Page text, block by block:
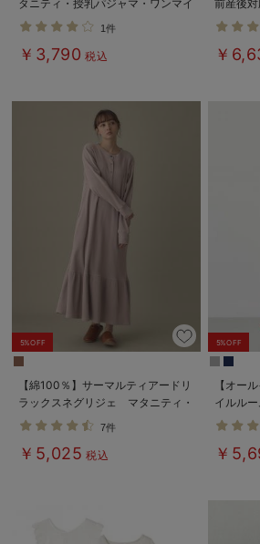
タニティ・授乳パジャマ・ワンマイ
ル・ホームウェア・大きいサイズ
1件
￥3,790 税込
前産後
ジャマ
￥
5%OFF
【綿100％】サーマルティアードリ
ラックスネグリジェ マタニティ・
授乳パジャマ【出産後も長く使え
7件
￥5,025 税込
5%OFF
【オー
イルル
乳パジ
￥